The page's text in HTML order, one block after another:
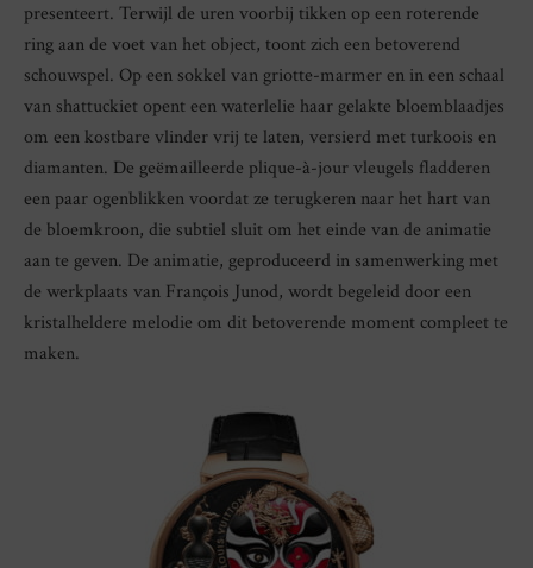
presenteert. Terwijl de uren voorbij tikken op een roterende
ring aan de voet van het object, toont zich een betoverend
schouwspel. Op een sokkel van griotte-marmer en in een schaal
van shattuckiet opent een waterlelie haar gelakte bloemblaadjes
om een kostbare vlinder vrij te laten, versierd met turkoois en
diamanten. De geëmailleerde plique-à-jour vleugels fladderen
een paar ogenblikken voordat ze terugkeren naar het hart van
de bloemkroon, die subtiel sluit om het einde van de animatie
aan te geven. De animatie, geproduceerd in samenwerking met
de werkplaats van François Junod, wordt begeleid door een
kristalheldere melodie om dit betoverende moment compleet te
maken.